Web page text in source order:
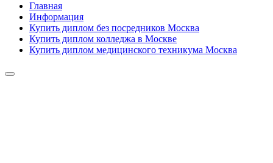
Главная
Информация
Купить диплом без посредников Москва
Купить диплом колледжа в Москве
Купить диплом медицинского техникума Москва